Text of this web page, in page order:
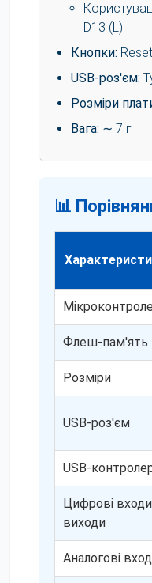
D13 (L)
Кнопки: Reset
USB-роз'єм:
Розміри
Вага: ∼ 7 г
📊
Флеш-пам'ять
Розміри
USB-роз'єм
USB-
Цифрові
виходи
Аналогові